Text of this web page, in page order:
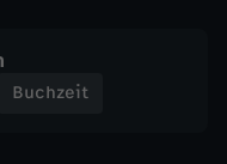
Buchzeit